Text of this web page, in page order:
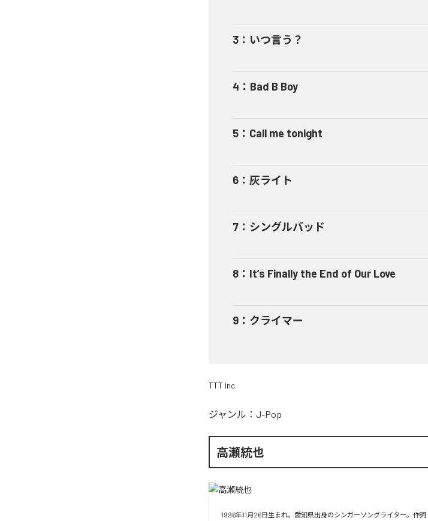
3 ： いつ言う？
4 ： Bad B Boy
5 ： Call me tonight
6 ： 灰ライト
7 ： シングルバッド
8 ： It’s Finally the End of Our Love
9 ： クライマー
TTT inc
ジャンル： J-Pop
高瀬統也
1996年11月26日生まれ。愛知県出身のシンガーソングライター。作